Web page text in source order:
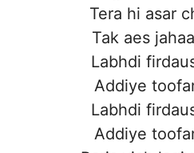
Tera hi asar
Tak aes
Labhdi
Addiye
Labhdi
Addiye